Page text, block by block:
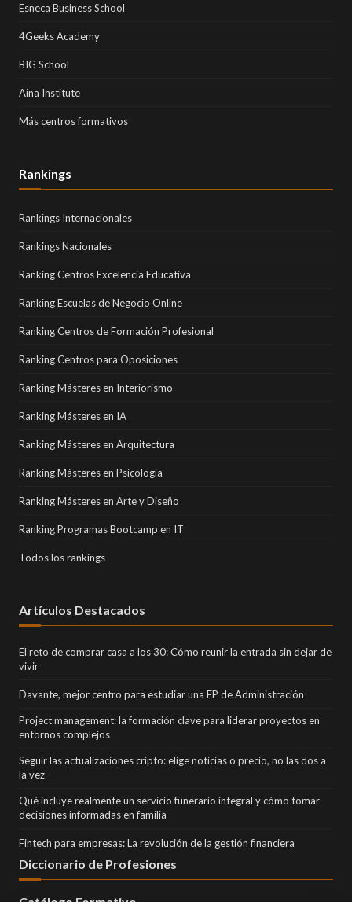
Esneca Business School
4Geeks Academy
BIG School
Aina Institute
Más centros formativos
Rankings
Rankings Internacionales
Rankings Nacionales
Ranking Centros Excelencia Educativa
Ranking Escuelas de Negocio Online
Ranking Centros de Formación Profesional
Ranking Centros para Oposiciones
Ranking Másteres en Interiorismo
Ranking Másteres en IA
Ranking Másteres en Arquitectura
Ranking Másteres en Psicología
Ranking Másteres en Arte y Diseño
Ranking Programas Bootcamp en IT
Todos los rankings
Artículos Destacados
El reto de comprar casa a los 30: Cómo reunir la entrada sin dejar de
vivir
Davante, mejor centro para estudiar una FP de Administración
Project management: la formación clave para liderar proyectos en
entornos complejos
Seguir las actualizaciones cripto: elige noticias o precio, no las dos a
la vez
Qué incluye realmente un servicio funerario integral y cómo tomar
decisiones informadas en familia
Fintech para empresas: La revolución de la gestión financiera
Diccionario de Profesiones